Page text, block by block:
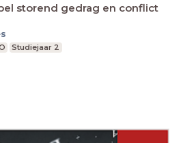
storend gedrag en conflict
Studiejaar 2